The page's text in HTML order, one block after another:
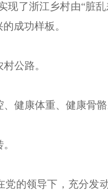
现了浙江乡村由“脏乱
成功样板。
公路。
、 健康体重、 健康骨骼
党的领导下，充分发